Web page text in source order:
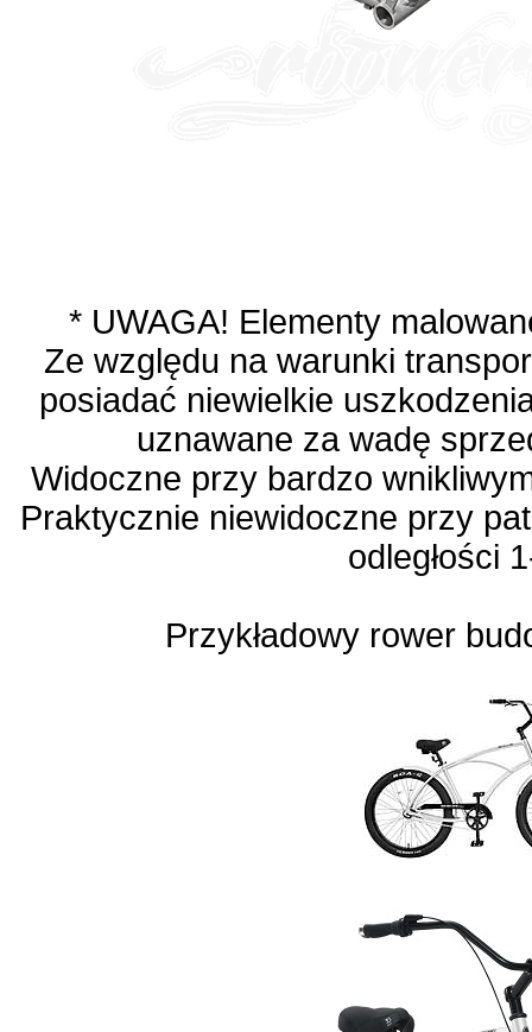
* UWAGA! Elementy
Ze względu na warunki
posiadać niewielkie
uznawane za wadę
Widoczne przy bardzo
Praktycznie niewidoczne przy
odległości
Przykładowy rower